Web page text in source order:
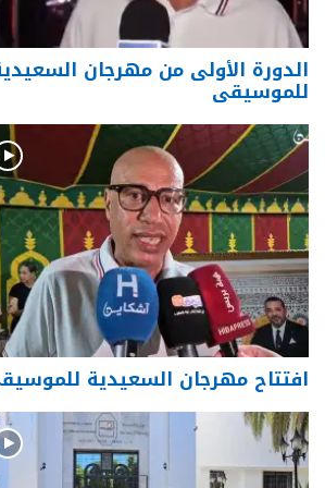
الدورة الأولى من مهرجان
للموسيقى
افتتاح مهرجان السعيدية